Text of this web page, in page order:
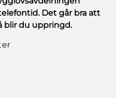
Det går bra att
blir du uppringd.